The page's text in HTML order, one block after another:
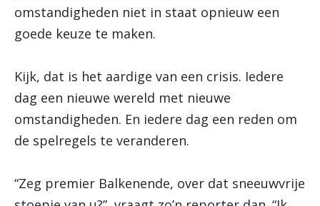
omstandigheden niet in staat opnieuw een
goede keuze te maken.
Kijk, dat is het aardige van een crisis. Iedere
dag een nieuwe wereld met nieuwe
omstandigheden. En iedere dag een reden om
de spelregels te veranderen.
“Zeg premier Balkenende, over dat sneeuwvrije